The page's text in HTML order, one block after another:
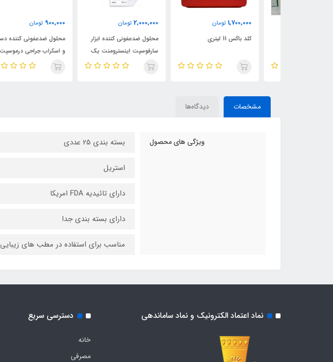
1,700,000 تومان
کلد باکس 11 لیتری
2,000,000 تومان
محلول ضدعفونی کننده ابزار
سارفوسپت اینسترومنت یک
لیتری
تومان
محلول ضدعفونی کننده دست
و اسکراب جراحی درموسپت (
حجم یک لیتری)
مشخصات دیدگاه‌ها
ویژگی های محصول بسته بندی 25 عددی
استریل
دارای تائیدیه FDA امریکا
دارای بسته بندی جدا
مناسب برای استفاده در مطب های زیبایی
نماد اعتماد الکترونیک و نماد ساماندهی دسترسی سریع
خانه
مصرفی